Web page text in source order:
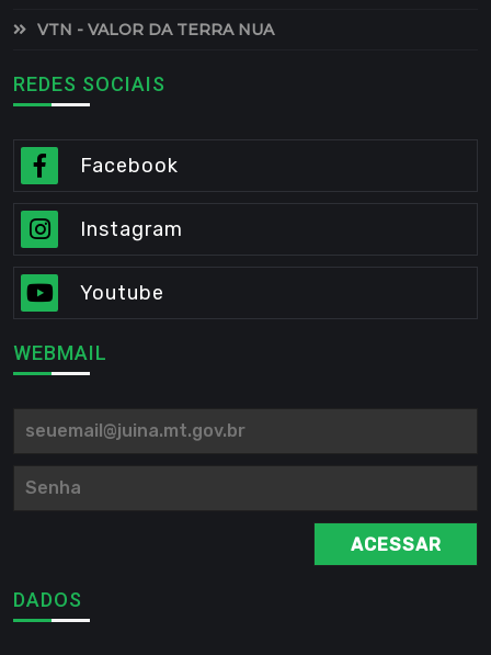
VTN - VALOR DA TERRA NUA
REDES SOCIAIS
Facebook
Instagram
Youtube
WEBMAIL
ACESSAR
DADOS